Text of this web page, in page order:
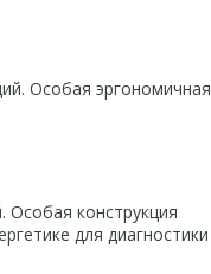
Особая эргономичная
конструкция
для диагностики